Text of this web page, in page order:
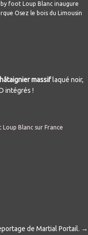
massiflaqué noir,
intégrés !
de Martial Portail. →